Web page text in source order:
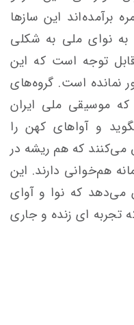
برآمده‌اند این سازها
به نوای ملی به شکلی
توجه است که این
نمانده است. گروه‌های
موسیقی ملی ایران
و آواهای کهن را
می‌کنند که هم ریشه در
هم‌خوانی دارند. این
می‌دهد که نوا و آوای
تجربه ای زنده و جاری